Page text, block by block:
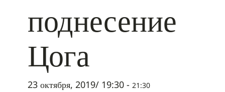
поднесение
Цога
23 октября, 2019/ 19:30 - 21:30